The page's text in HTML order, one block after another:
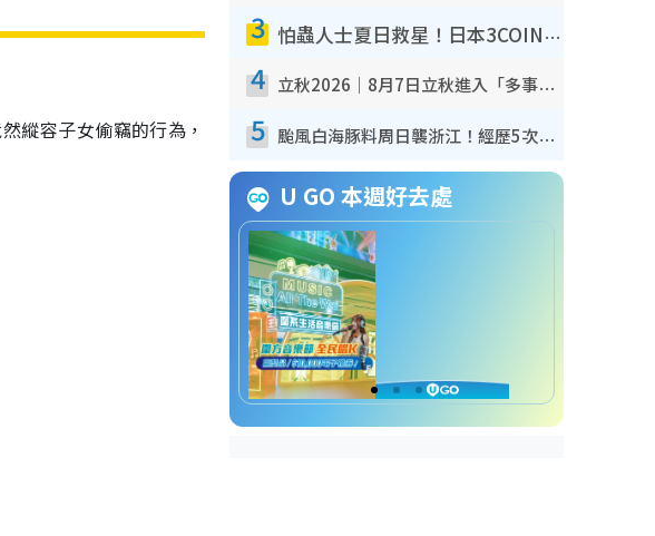
縱容子女偷竊的行為，
3 怕蟲人士夏日救星！日本3COINS爆紅驅蟲神器$45起 1招「全程免觸碰」輕鬆搞定小強
4 立秋2026｜8月7日立秋進入「多事之秋」 3件事唔做得！專家教6招開運 清枱頭／銀包納氣接好運
5 颱風白海豚料周日襲浙江！經歷5次「眼牆置換」極罕見 成登陸內地最長途颱風
U GO 本週好去處